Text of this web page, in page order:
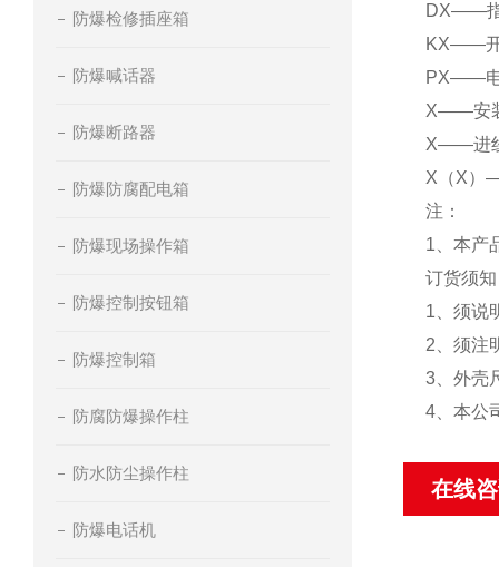
防爆检修插座箱
防爆喊话器
防爆断路器
防爆防腐配电箱
防爆现场操作箱
防爆控制按钮箱
防爆控制箱
防腐防爆操作柱
防水防尘操作柱
防爆电话机
DX——指
KX——开
PX——电
X——安
X——进
X（X）
注：
1、本产
订货须
1、须说
2、须注
3、外壳
4、本公
在线